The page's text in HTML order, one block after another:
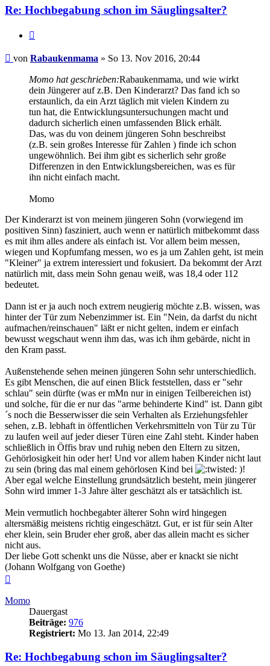
Re: Hochbegabung schon im Säuglingsalter?
Beitrag
von Rabaukenmama » So 13. Nov 2016, 20:44
Momo hat geschrieben:Rabaukenmama, und wie wirkt
dein Jüngerer auf z.B. Den Kinderarzt? Das fand ich so
erstaunlich, da ein Arzt täglich mit vielen Kindern zu
tun hat, die Entwicklungsuntersuchungen macht und
dadurch sicherlich einen umfassenden Blick erhält.
Das, was du von deinem jüngeren Sohn beschreibst
(z.B. sein großes Interesse für Zahlen ) finde ich schon
ungewöhnlich. Bei ihm gibt es sicherlich sehr große
Differenzen in den Entwicklungsbereichen, was es für
ihn nicht einfach macht.
Momo
Der Kinderarzt ist von meinem jüngeren Sohn (vorwiegend im
positiven Sinn) fasziniert, auch wenn er natürlich mitbekommt dass
es mit ihm alles andere als einfach ist. Vor allem beim messen,
wiegen und Kopfumfang messen, wo es ja um Zahlen geht, ist mein
"Kleiner" ja extrem interessiert und fokusiert. Da bekommt der Arzt
natürlich mit, dass mein Sohn genau weiß, was 18,4 oder 112
bedeutet.
Dann ist er ja auch noch extrem neugierig möchte z.B. wissen, was
hinter der Tür zum Nebenzimmer ist. Ein "Nein, da darfst du nicht
aufmachen/reinschauen" läßt er nicht gelten, indem er einfach
bewusst wegschaut wenn ihm das, was ich ihm gebärde, nicht in
den Kram passt.
Außenstehende sehen meinen jüngeren Sohn sehr unterschiedlich.
Es gibt Menschen, die auf einen Blick feststellen, dass er "sehr
schlau" sein dürfte (was er mMn nur in einigen Teilbereichen ist)
und solche, für die er nur das "arme behinderte Kind" ist. Dann gibt
´s noch die Besserwisser die sein Verhalten als Erziehungsfehler
sehen, z.B. lebhaft in öffentlichen Verkehrsmitteln von Tür zu Tür
zu laufen weil auf jeder dieser Türen eine Zahl steht. Kinder haben
schließlich in Öffis brav und ruhig neben den Eltern zu sitzen,
Gehörlosigkeit hin oder her! Und vor allem haben Kinder nicht laut
zu sein (bring das mal einem gehörlosen Kind bei
)!
Aber egal welche Einstellung grundsätzlich besteht, mein jüngerer
Sohn wird immer 1-3 Jahre älter geschätzt als er tatsächlich ist.
Mein vermutlich hochbegabter älterer Sohn wird hingegen
altersmäßig meistens richtig eingeschätzt. Gut, er ist für sein Alter
eher klein, sein Bruder eher groß, aber das allein macht es sicher
nicht aus.
Der liebe Gott schenkt uns die Nüsse, aber er knackt sie nicht
(Johann Wolfgang von Goethe)
Momo
Dauergast
Beiträge: 976
Registriert: Mo 13. Jan 2014, 22:49
Re: Hochbegabung schon im Säuglingsalter?